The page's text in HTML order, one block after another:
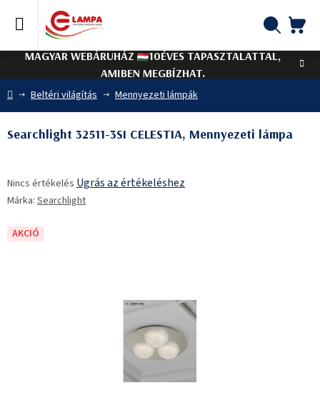
tartalomhoz
MAGYAR WEBÁRUHÁZ
10ÉVES TAPASZTALATTAL,
AMIBEN MEGBÍZHAT.
Kezdőlap
Beltéri világítás Mennyezeti lámpák
Searchlight 32511-3SI CELESTIA, Mennyezeti lámpa
termék
átlagos
5-
Nincs értékelés Ugrás az értékeléshez
Márka: Searchlight
AKCIÓ